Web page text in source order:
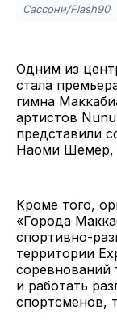
Сассони/Flash90
Одним из
стала
гимна
артистов
представили
Наоми Шемер,
Кроме того,
«Города
спортивно-
территории
соревнований
и работать
спортсменов,